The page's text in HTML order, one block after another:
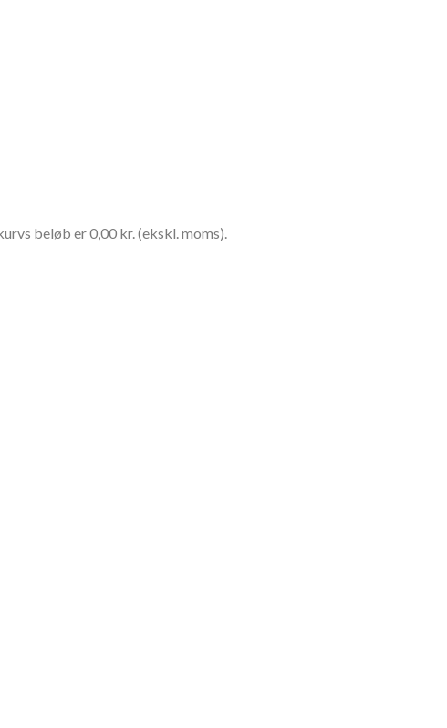
beløb er 0,00 kr. (ekskl. moms).